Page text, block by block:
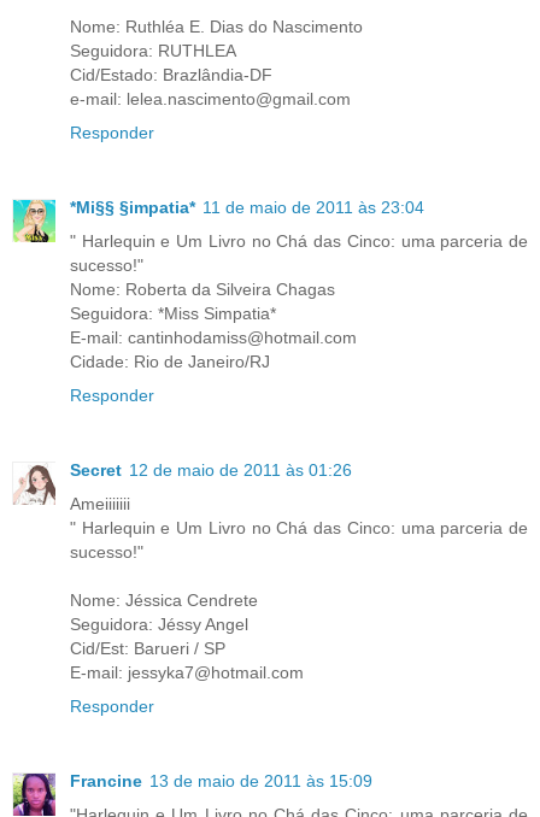
Nome: Ruthléa E. Dias do Nascimento
Seguidora: RUTHLEA
Cid/Estado: Brazlândia-DF
e-mail: lelea.nascimento@gmail.com
Responder
*Mi§§ §impatia* 11 de maio de 2011 às 23:04
" Harlequin e Um Livro no Chá das Cinco: uma parceria de
sucesso!"
Nome: Roberta da Silveira Chagas
Seguidora: *Miss Simpatia*
E-mail: cantinhodamiss@hotmail.com
Cidade: Rio de Janeiro/RJ
Responder
Secret 12 de maio de 2011 às 01:26
Ameiiiiiii
" Harlequin e Um Livro no Chá das Cinco: uma parceria de
sucesso!"
Nome: Jéssica Cendrete
Seguidora: Jéssy Angel
Cid/Est: Barueri / SP
E-mail: jessyka7@hotmail.com
Responder
Francine 13 de maio de 2011 às 15:09